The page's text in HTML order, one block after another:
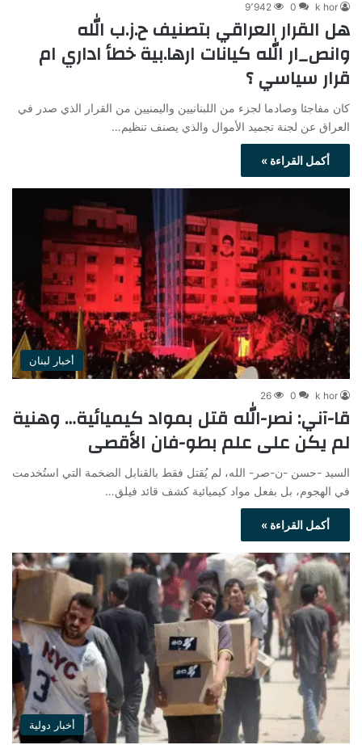
k hor
0 9٬942
هل القرار العراقي بتصنيف ح.ز.ب الله
وانص_ار الله كيانات ارها.بية خطأ اداري ام
قرار سياسي ؟
كان مفاجئا وصادما لجزء من اللبنانيين واليمنيين من القرار الذي صدر في
العراق عن لجنة تجميد الأموال والذي يصنف تنظيم…
أكمل القراءة »
أخبار لبنان
k hor
0
26
قا-آني: نصر-الله قتل بمواد كيميائية… وهنية
لم يكن على علم بطو-فان الأقصى
السيد -حسن -ن-صر- الله، لم يُقتل فقط بالقنابل الضخمة التي استُخدمت
في الهجوم، بل بفعل مواد كيميائية كشف قائد فيلق…
أكمل القراءة »
أخبار دولية